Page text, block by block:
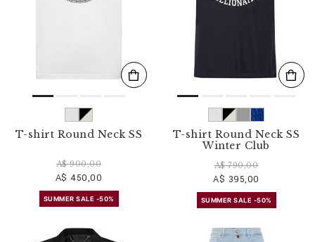
T-shirt Round Neck SS
A$ 900,00
A$ 450,00
SUMMER SALE -50%
T-shirt Round Neck SS
Winter Club
A$ 790,00
A$ 395,00
SUMMER SALE -50%